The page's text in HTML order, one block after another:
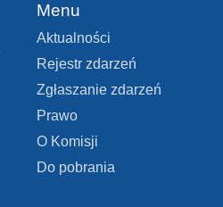
Menu
Aktualności
Rejestr zdarzeń
Zgłaszanie zdarzeń
Prawo
O Komisji
Do pobrania